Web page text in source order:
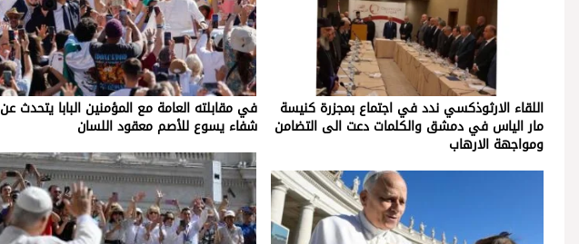
اللقاء الارثوذكسي ندد في اجتماع بمجزرة كنيسة
مار الياس في دمشق والكلمات دعت الى التضامن
ومواجهة الارهاب
في مقابلته العامة مع المؤمنين البابا يتحدث عن
شفاء يسوع للأصم معقود اللسان